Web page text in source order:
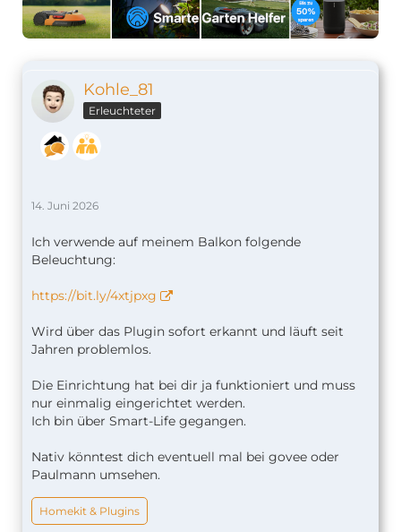
Kohle_81
Erleuchteter
14. Juni 2026
Ich verwende auf meinem Balkon folgende
Beleuchtung:
https://bit.ly/4xtjpxg
Wird über das Plugin sofort erkannt und läuft seit
Jahren problemlos.
Die Einrichtung hat bei dir ja funktioniert und muss
nur einmalig eingerichtet werden.
Ich bin über Smart-Life gegangen.
Nativ könntest dich eventuell mal bei govee oder
Paulmann umsehen.
Homekit & Plugins